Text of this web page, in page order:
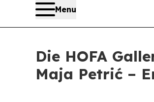
Menu
Die HOFA
Maja Petrić –